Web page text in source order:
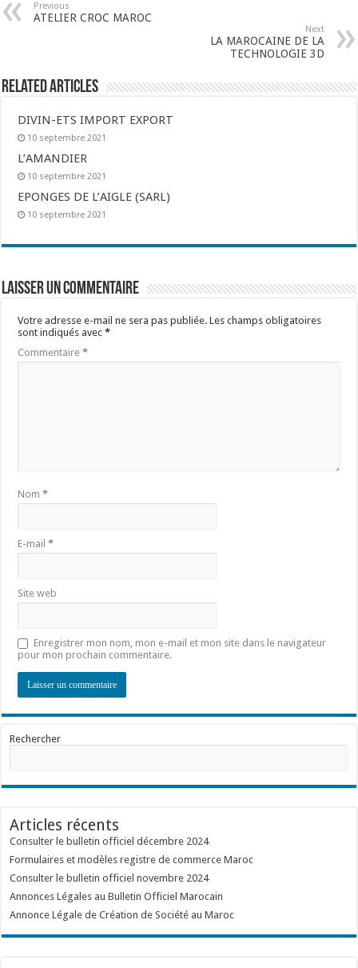
Previous
ATELIER CROC MAROC
Next
LA MAROCAINE DE LA
TECHNOLOGIE 3D
Related Articles
DIVIN-ETS IMPORT EXPORT
10 septembre 2021
L’AMANDIER
10 septembre 2021
EPONGES DE L’AIGLE (SARL)
10 septembre 2021
Laisser un commentaire
Votre adresse e-mail ne sera pas publiée. Les champs obligatoires
sont indiqués avec*
Commentaire*
Nom*
E-mail*
Site web
Enregistrer mon nom, mon e-mail et mon site dans le navigateur
pour mon prochain commentaire.
Rechercher
Articles récents
Consulter le bulletin officiel décembre 2024
Formulaires et modèles registre de commerce Maroc
Consulter le bulletin officiel novembre 2024
Annonces Légales au Bulletin Officiel Marocain
Annonce Légale de Création de Société au Maroc